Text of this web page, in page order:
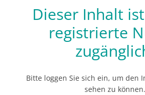
Dieser Inhalt
registrierte
Bitte loggen Sie sich ein, um den
sehen zu können.